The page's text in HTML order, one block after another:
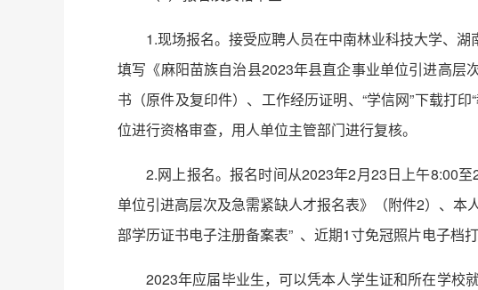
1.现场报名。接受应聘人员在中南林业科技大学、
填写《麻阳苗族自治县2023年县直企事业单位引进高层
书（原件及复印件）、工作经历证明、“学信网”下载打
位进行资格审查，用人单位主管部门进行复核。
2.网上报名。报名时间从2023年2月23日上午8:00
单位引进高层次及急需紧缺人才报名表》（附件2）、本
部学历证书电子注册备案表” 、近期1寸免冠照片电子档
2023年应届毕业生，可以凭本人学生证和所在学校